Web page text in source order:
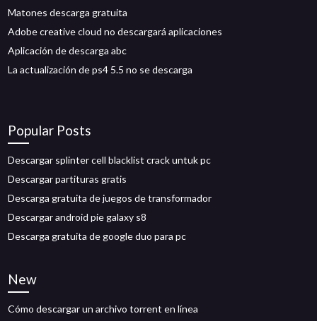
Matones descarga gratuita
Adobe creative cloud no descargará aplicaciones
Aplicación de descarga abc
La actualización de ps4 5.5 no se descarga
Popular Posts
Descargar splinter cell blacklist crack untuk pc
Descargar partituras gratis
Descarga gratuita de juegos de transformador
Descargar android pie galaxy s8
Descarga gratuita de google duo para pc
New
Cómo descargar un archivo torrent en línea